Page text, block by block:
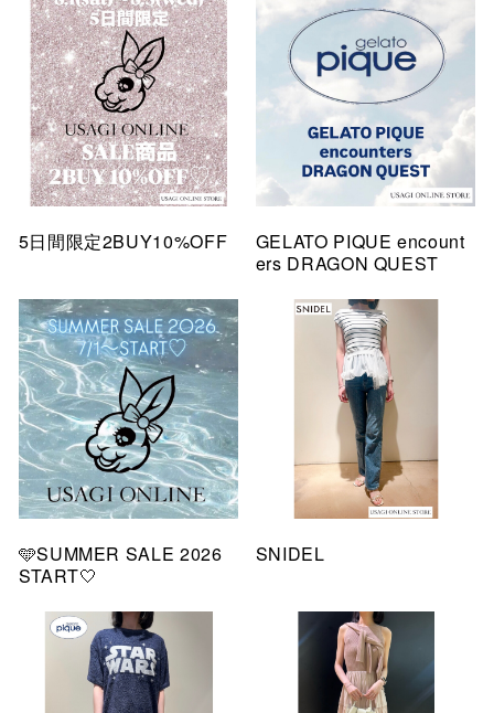
5日間限定2BUY10%OFF
GELATO PIQUE encount
ers DRAGON QUEST
🩵SUMMER SALE 2026
START🤍
SNIDEL